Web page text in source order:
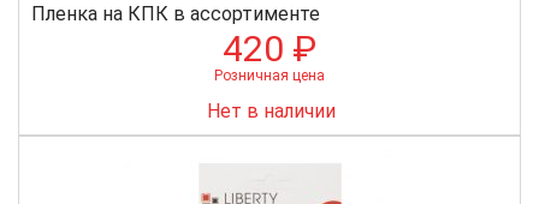
Пленка на КПК в ассортименте
420 ₽
Розничная цена
Нет в наличии